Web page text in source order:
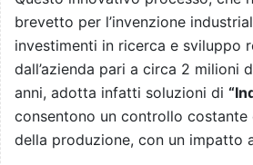
brevetto per l’invenzione
investimenti in ricerca e sviluppo
dall’azienda pari a circa 2 milioni
anni, adotta infatti soluzioni di
consentono un controllo
della produzione, con un impatto